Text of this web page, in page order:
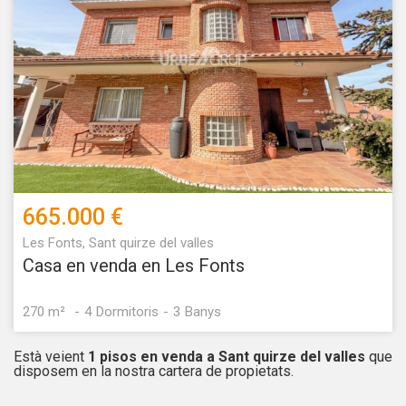
665.000 €
Les Fonts, Sant quirze del valles
Casa en venda en Les Fonts
270 m² 4 Dormitoris 3 Banys
Està veient 1 pisos en venda a Sant quirze del valles que
disposem en la nostra cartera de propietats.